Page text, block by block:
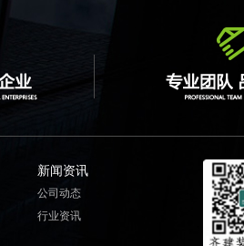
新闻资讯
公司动态
行业资讯